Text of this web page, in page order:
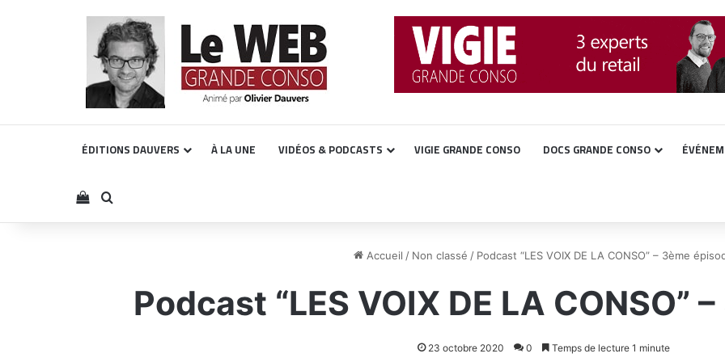
ÉDITIONS DAUVERS À LA UNE VIDÉOS & PODCASTS VIGIE GRANDE CONSO DOCS GRANDE CONSO
Voir votre panier
Rechercher
Accueil / Non classé / Podcast “LES VOIX DE LA CONSO” – 3ème
Podcast “LES VOIX DE LA CONSO”
23 octobre 2020 0 Temps de lecture 1 minute